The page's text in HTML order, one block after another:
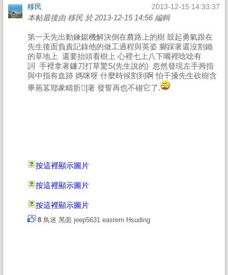
移民 2013-12-15 14:33:37
本帖最後由 移民 於 2013-12-15 14:56 編輯
第一天先出動鍊鋸機解決倒在農路上的樹 鼓起勇氣跟在
先生後面負責記錄他的做工過程與英姿 腳踩著還沒割鋤
的草地上 還要抬頭看樹上 心裡七上八下嘴裡唸唸有
詞 手裡拿著鐮刀打草驚S(先生說的) 忽然發現左手拇指
與中指有血跡 媽咪呀 什麼時候割到啊 怕干擾先生砍樹含
畢菢茖鄍彖疇肵]著 發誓再也不碰它了.
按這裡顯示圖片
按這裡顯示圖片
按這裡顯示圖片
8 鳥迷 黑面 jeep5631 eastern Hsuding